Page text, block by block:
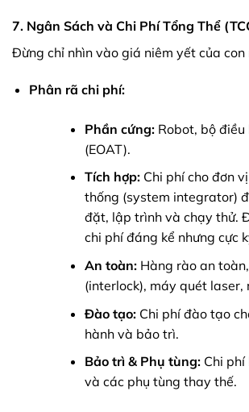
7. Ngân Sách và Chi Phí Tổng Thể
Đừng chỉ nhìn vào giá niêm yết của con
Phân rã chi phí:
Phần cứng:Robot, bộ điều
(EOAT).
Tích hợp:Chi phí cho đơn
thống (system integrator)
đặt, lập trình và chạy thử.
chi phí đáng kể nhưng cực
An toàn:Hàng rào an
(interlock), máy quét laser,
Đào tạo:Chi phí đào tạo
hành và bảo trì.
Bảo trì & Phụ tùng:Chi phí
và các phụ tùng thay thế.